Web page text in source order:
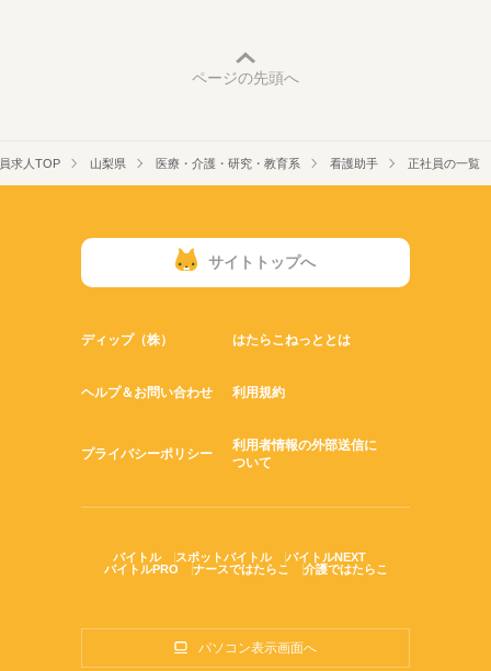
ページの先頭へ
求人TOP 山梨県 医療・介護・研究・教育系 看護助手 正社員の一覧
サイトトップへ
ディップ（株） はたらこねっととは
ヘルプ＆お問い合わせ 利用規約
プライバシーポリシー
利用者情報の外部送信に
ついて
バイトル スポットバイトル
バイトルNEXT
バイトルPRO
ナースではたらこ 介護ではたらこ
パソコン表示画面へ